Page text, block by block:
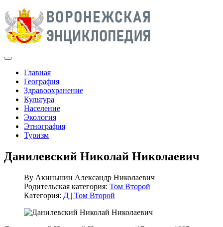
Главная
География
Здравоохранение
Культура
Население
Экология
Этнография
Туризм
Данилевский Николай Николаевич
By Акиньшин Александр Николаевич
Родительская категория: Том Второй
Категория: Д | Том Второй